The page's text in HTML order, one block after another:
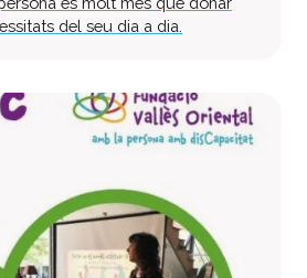
del seu dia a dia.